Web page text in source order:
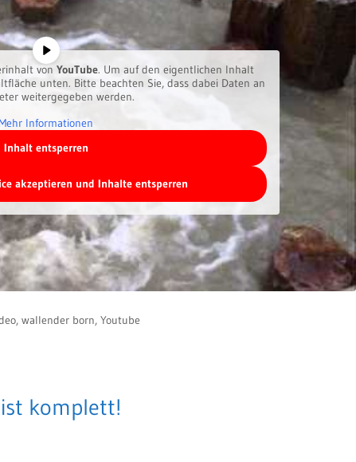
von YouTube. Um auf den eigentlichen Inhalt
unten. Bitte beachten Sie, dass dabei Daten an
weitergegeben werden.
Informationen
Inhalt entsperren
akzeptieren und Inhalte entsperren
, wallender born, Youtube
komplett!